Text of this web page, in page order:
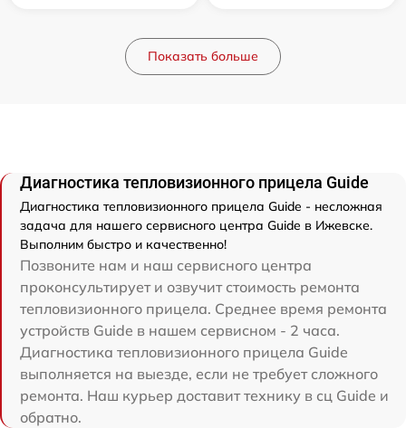
Показать больше
Диагностика тепловизионного прицела Guide
Диагностика тепловизионного прицела Guide - несложная
задача для нашего сервисного центра Guide в Ижевске.
Выполним быстро и качественно!
Позвоните нам и наш сервисного центра
проконсультирует и озвучит стоимость ремонта
тепловизионного прицела. Среднее время ремонта
устройств Guide в нашем сервисном - 2 часа.
Диагностика тепловизионного прицела Guide
выполняется на выезде, если не требует сложного
ремонта. Наш курьер доставит технику в сц Guide и
обратно.